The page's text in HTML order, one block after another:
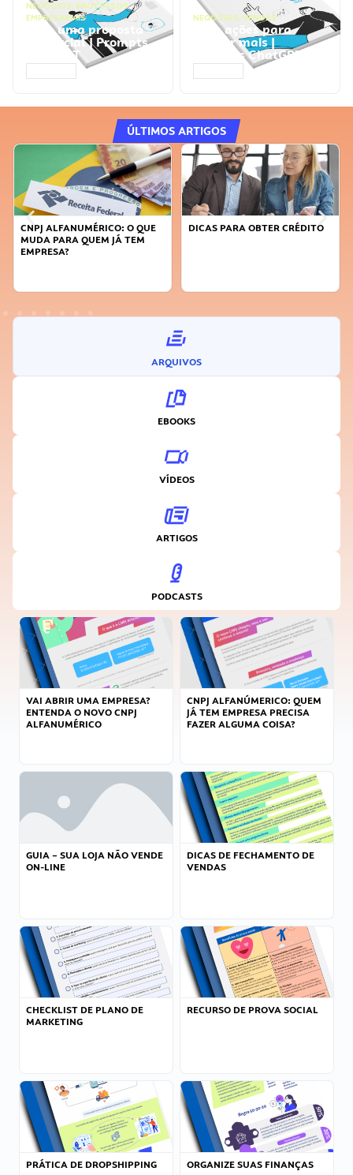
NEGÓCIOS, PROCESSOS
EMPRESARIAIS
Faça uma proposta
comercial | Prompts
ChatGPT
NEGÓCIOS, VENDAS
Faça ações para
vender mais |
Prompts ChatGPT
ÚLTIMOS ARTIGOS
DICAS PARA OBTER CRÉDITO
FAÇA A DIFERENÇA: SEJA
ARQUIVOS
EBOOKS
VÍDEOS
ARTIGOS
PODCASTS
VAI ABRIR UMA EMPRESA?
ENTENDA O NOVO CNPJ
ALFANUMÉRICO
CNPJ ALFANÚMERICO: QUEM
JÁ TEM EMPRESA PRECISA
FAZER ALGUMA COISA?
GUIA – SUA LOJA NÃO VENDE
ON-LINE
DICAS DE FECHAMENTO DE
VENDAS
CHECKLIST DE PLANO DE
MARKETING
RECURSO DE PROVA SOCIAL
PRÁTICA DE DROPSHIPPING ORGANIZE SUAS FINANÇAS